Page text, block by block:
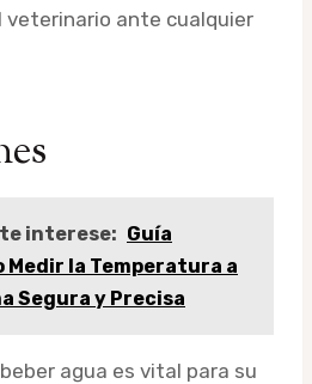
veterinario ante cualquier
interese: Guía
Medir la Temperatura a
Segura y Precisa
agua es vital para su